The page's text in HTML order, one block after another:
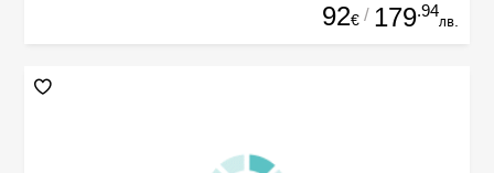
92€ / 179.94
лв.